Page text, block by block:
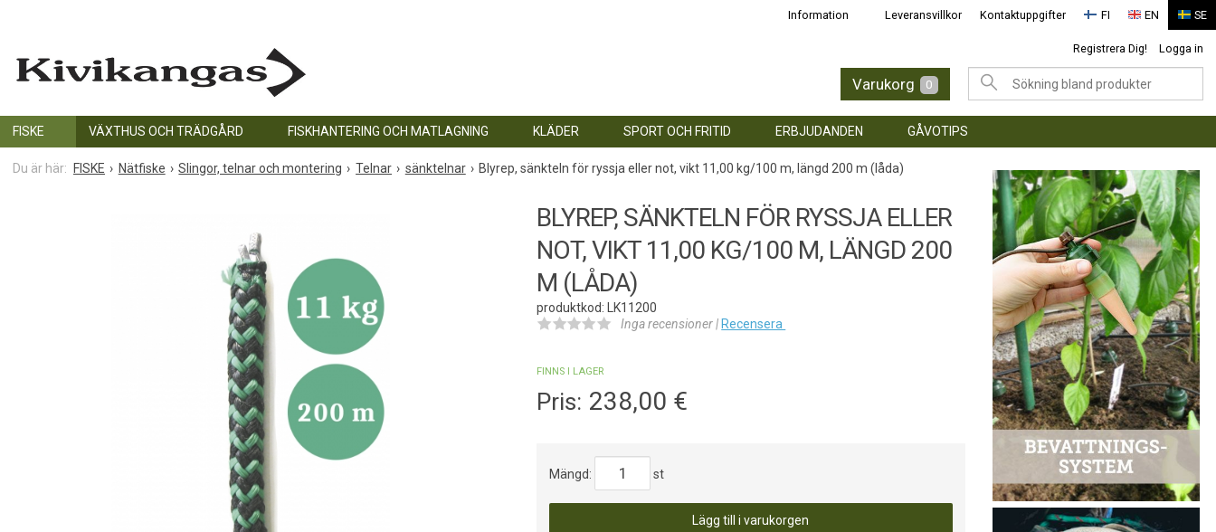
FI EN SE
Information Leveransvillkor Kontaktuppgifter
Registrera Dig! Logga in
Varukorg 0
FISKE VÄXTHUS OCH TRÄDGÅRD FISKHANTERING OCH MATLAGNING KLÄDER SPORT OCH FRITID ERBJUDANDEN GÅVOTIPS
FISKE Nätfiske Slingor, telnar och montering Telnar sänktelnar Blyrep, sänkteln för ryssja eller not, vikt 11,00 kg/100 m, längd 200 m (låda)
BLYREP, SÄNKTELN FÖR RYSSJA ELLER
NOT, VIKT 11,00 KG/100 M, LÄNGD 200
M (LÅDA)
produktkod: LK11200
Inga recensioner | Recensera
FINNS I LAGER
Pris: 238,00 €
Mängd: st
Lägg till i varukorgen